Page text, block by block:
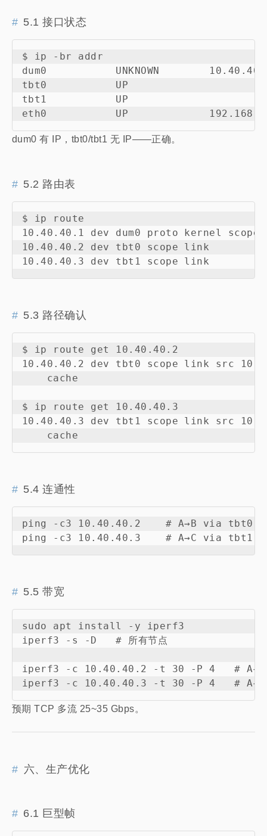
5.1 接口状态
$ ip -br addr
dum0           UNKNOWN
tbt0           UP
tbt1           UP
dum0 有 IP，tbt0/tbt1 无 IP——正确。
5.2 路由表
$ ip route
10.40.40.1 dev dum0 proto kernel
10.40.40.2 dev tbt0 scope link
5.3 路径确认
$ ip route get 10.40.40.2
10.40.40.2 dev tbt0 scope link src
    cache
$ ip route get 10.40.40.3
10.40.40.3 dev tbt1 scope link src
5.4 连通性
ping -c3 10.40.40.2    # A→B via tbt0
5.5 带宽
sudo apt install -y iperf3
iperf3 -s -D   # 所有节点
iperf3 -c 10.40.40.2 -t 30 -P 4   # A→B
预期 TCP 多流 25~35 Gbps。
六、生产优化
6.1 巨型帧